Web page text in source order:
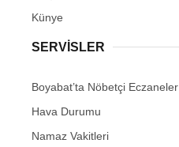
Künye
SERVISLER
Boyabat’ta Nöbetçi Eczaneler
Hava Durumu
Namaz Vakitleri